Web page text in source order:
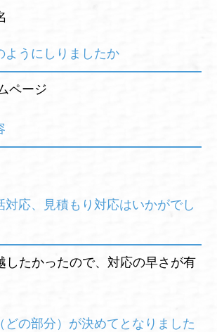
ようにしりましたか
ページ
対応、見積もり対応はいかがでし
したかったので、対応の早さが有
どの部分）が決めてとなりました